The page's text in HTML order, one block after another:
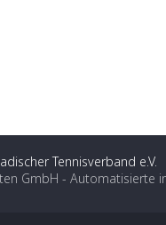
Tennisverband e.V.
GmbH - Automatisierte